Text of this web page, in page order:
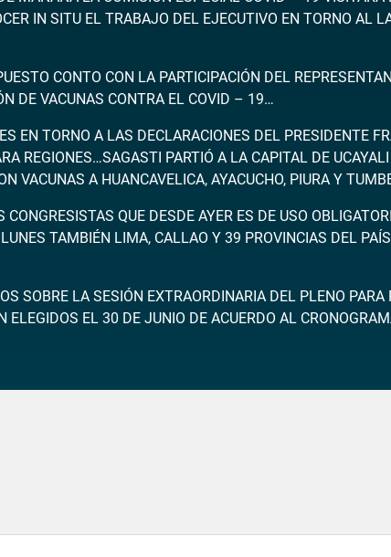
IN SITU EL TRABAJO DEL EJECUTIVO EN TORNO AL
CONTO CON LA PARTICIPACIÓN DEL
DE VACUNAS CONTRA EL COVID – 19…
EN TORNO A LAS DECLARACIONES DEL PRESIDENTE
REGIONES…SAGASTI PARTIÓ A LA CAPITAL DE
VACUNAS A HUANCAVELICA, AYACUCHO, PIURA Y
QUE DESDE AYER ES DE USO
TAMBIÉN LIMA, CALLAO Y 39 PROVINCIAS DEL
SOBRE LA SESIÓN EXTRAORDINARIA DEL PLENO
ELEGIDOS EL 30 DE JUNIO DE ACUERDO AL